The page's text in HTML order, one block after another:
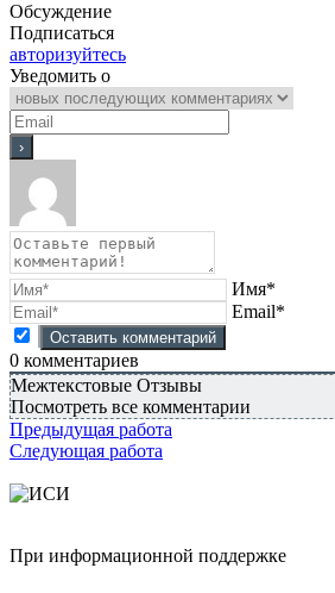
Обсуждение
Подписаться
авторизуйтесь
Уведомить о
Имя*
Email*
0 комментариев
Межтекстовые Отзывы
Посмотреть все комментарии
Предыдущая работа
Следующая работа
При информационной поддержке